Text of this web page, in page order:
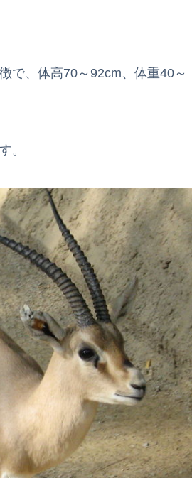
で、体高70～92cm、体重40～
。